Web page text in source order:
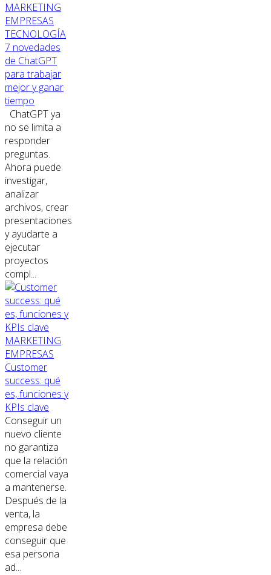
MARKETING
EMPRESAS
TECNOLOGÍA
7 novedades
de ChatGPT
para trabajar
mejor y ganar
tiempo
ChatGPT ya
no se limita a
responder
preguntas.
Ahora puede
investigar,
analizar
archivos, crear
presentaciones
y ayudarte a
ejecutar
proyectos
compl...
MARKETING
EMPRESAS
Customer
success: qué
es, funciones y
KPIs clave
Conseguir un
nuevo cliente
no garantiza
que la relación
comercial vaya
a mantenerse.
Después de la
venta, la
empresa debe
conseguir que
esa persona
ad...